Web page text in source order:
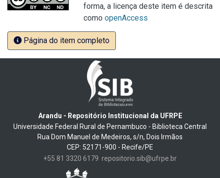
forma, a licença deste item é descrita
como openAccess
Página do item completo
Arandu - Repositório Institucional da UFRPE
Universidade Federal Rural de Pernambuco - Biblioteca Central
Rua Dom Manuel de Medeiros, s/n, Dois Irmãos
CEP: 52171-900 - Recife/PE
+55 81 3320 6179 repositorio.sib@ufrpe.br